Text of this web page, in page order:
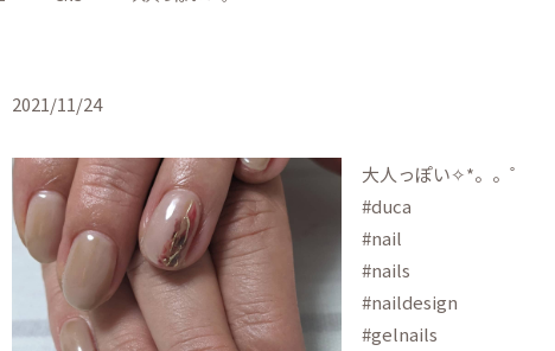
2021/11/24
大人っぽい✧*。。゜
#duca
#nail
#nails
#naildesign
#gelnails